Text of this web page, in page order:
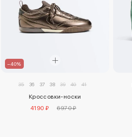
–40%
35 36 37 38 39 40 41
Кроссовки-носки
4190 ₽
6970 ₽